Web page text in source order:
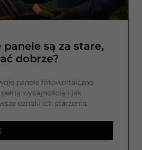
panele są za stare,
dobrze?
panele fotowoltaiczne
wydajnością i jak
oznaki ich starzenia.